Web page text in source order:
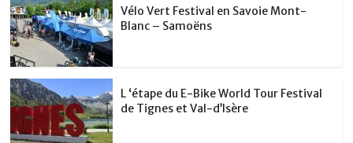
Vélo Vert Festival en Savoie Mont-
Blanc – Samoëns
L ‘étape du E-Bike World Tour Festival
de Tignes et Val-d’Isère